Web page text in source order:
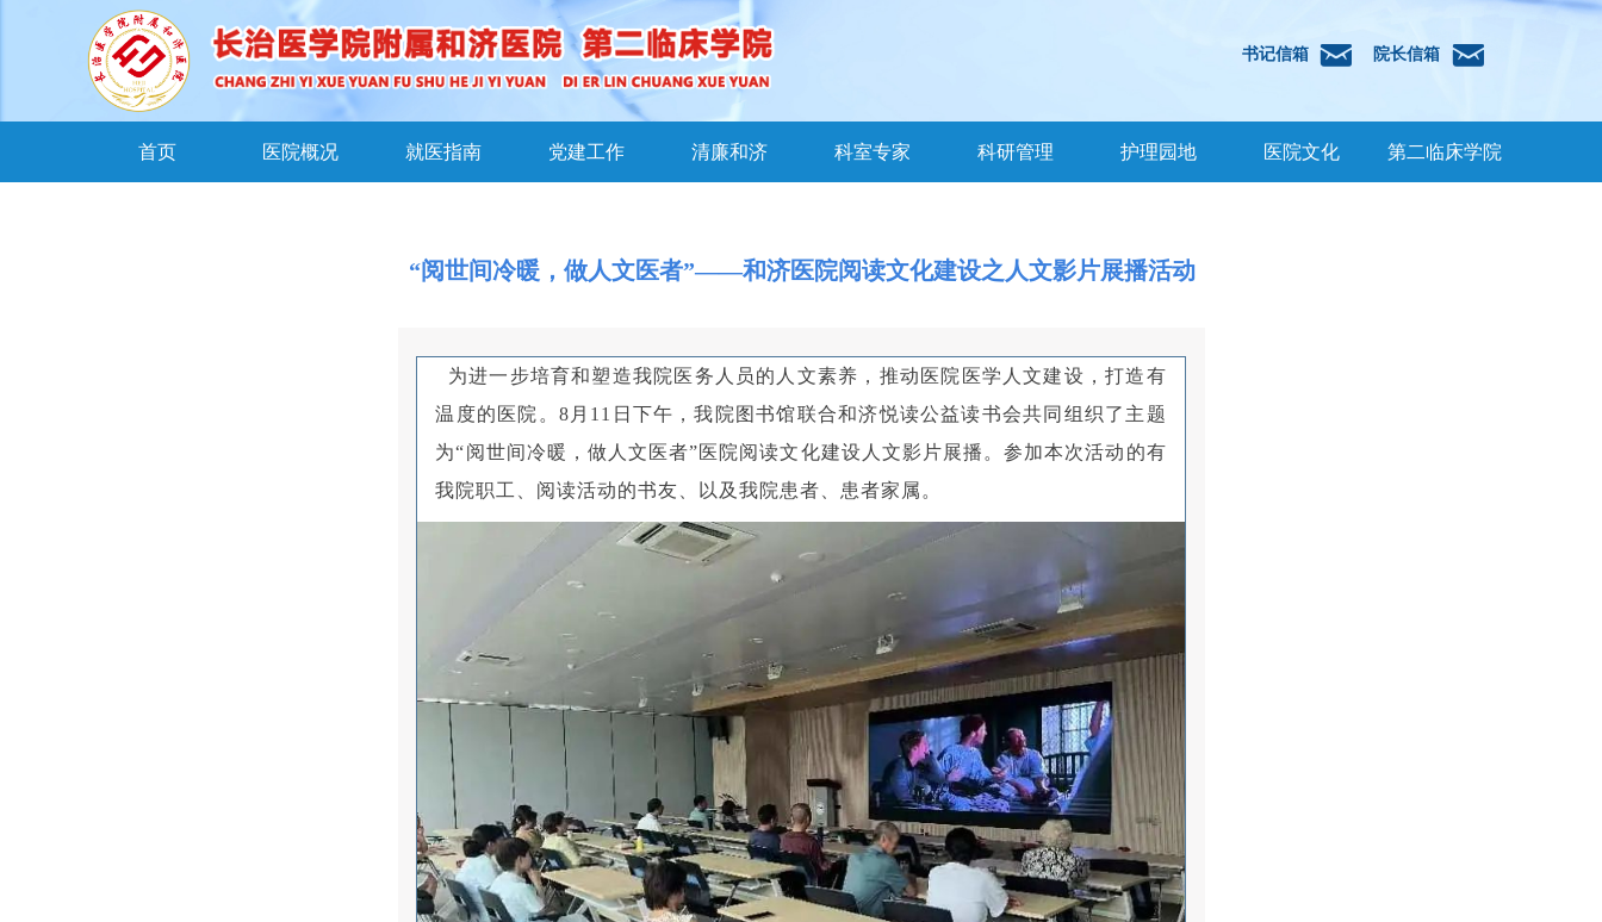
书记信箱 院长信箱
낂 낂
首页 医院概况 就医指南 党建工作 清廉和济 科室专家 科研管理 护理园地 医院文化 第二临床学院
“阅世间冷暖，做人文医者”——和济医院阅读文化建设之人文影片展播活动
为进一步培育和塑造我院医务人员的人文素养，推动医院医学人文建设，打造有
温度的医院。8月11日下午，我院图书馆联合和济悦读公益读书会共同组织了主题
为“阅世间冷暖，做人文医者”医院阅读文化建设人文影片展播。参加本次活动的有
我院职工、阅读活动的书友、以及我院患者、患者家属。